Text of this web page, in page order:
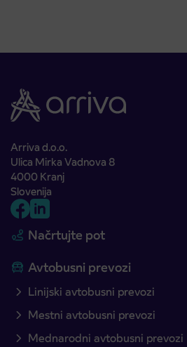
Arriva d.o.o.
Ulica Mirka Vadnova 8
4000 Kranj
Slovenija
Načrtujte pot
Avtobusni prevozi
Linijski avtobusni prevozi
Mestni avtobusni prevozi
Mednarodni avtobusni prevozi